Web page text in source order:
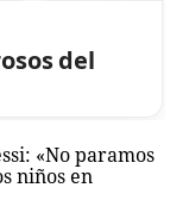
del
«No paramos
niños en